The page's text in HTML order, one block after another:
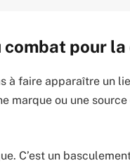
combat pour
à faire apparaître un
marque ou une source
C’est un